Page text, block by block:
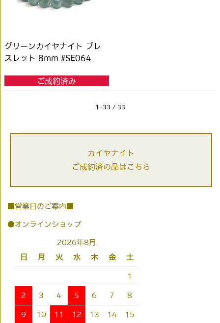
グリーンカイヤナイト ブレ
スレット 8mm #SE064
ご成約済み
1-33 / 33
カイヤナイト
ご成約済の品はこちら
■営業日のご案内■
●オンラインショップ
2026年8月
日
月 火 水 木 金 土
1
2 3 4 5 6 7 8
9 10 11 12 13 14 15